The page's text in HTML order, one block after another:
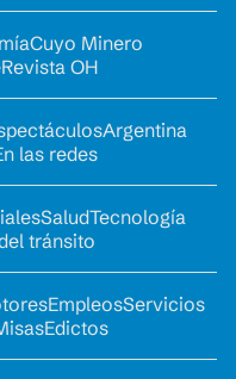
Cuyo Minero
Revista OH
Argentina
las redes
SaludTecnología
tránsito
EmpleosServicios
Edictos